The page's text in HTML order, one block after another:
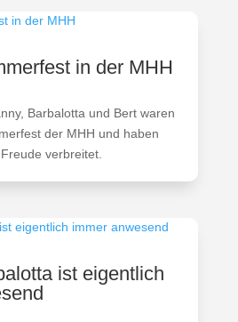
in der MHH
Barbalotta und Bert waren
der MHH und haben
verbreitet.
ist eigentlich